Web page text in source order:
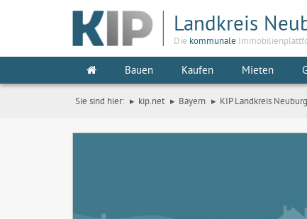
Landkreis
Die kommunale
Bauen Kaufen Mieten
Sie sind hier: kip.net Bayern KIP Landkreis